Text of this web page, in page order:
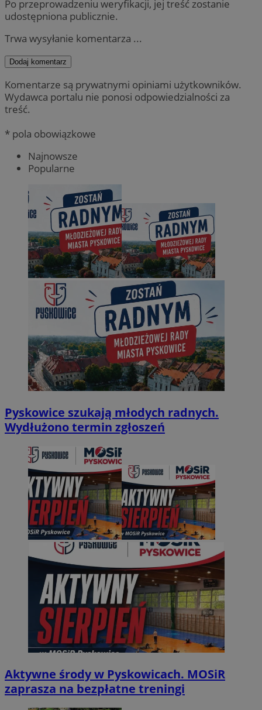
Po przeprowadzeniu weryfikacji, jej treść zostanie
udostępniona publicznie.
Trwa wysyłanie komentarza ...
Dodaj komentarz
Komentarze są prywatnymi opiniami użytkowników.
Wydawca portalu nie ponosi odpowiedzialności za
treść.
* pola obowiązkowe
Najnowsze
Popularne
Pyskowice szukają młodych radnych.
Wydłużono termin zgłoszeń
Aktywne środy w Pyskowicach. MOSiR
zaprasza na bezpłatne treningi